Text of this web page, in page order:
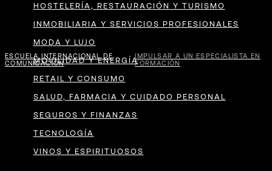
ESCUELA INTERNACIONAL DE
COMUNICACIÓN
IMPULSAR A UN ESPECIALISTA EN
FORMACIÓN
HOSTELERÍA, RESTAURACIÓN Y TURISMO
INMOBILIARIA Y SERVICIOS PROFESIONALES
MODA Y LUJO
MOVILIDAD Y ENERGÍA
RETAIL Y CONSUMO
SALUD, FARMACIA Y CUIDADO PERSONAL
SEGUROS Y FINANZAS
TECNOLOGÍA
VINOS Y ESPIRITUOSOS